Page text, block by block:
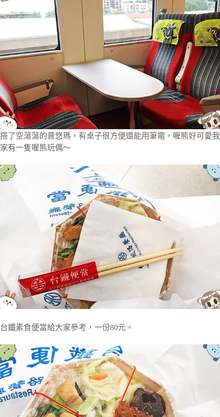
搭了空蕩蕩的普悠瑪，有桌子很方便還能用筆電，喔熊好可愛我
家有一隻喔熊玩偶～
台鐵素食便當給大家參考，一份80元。